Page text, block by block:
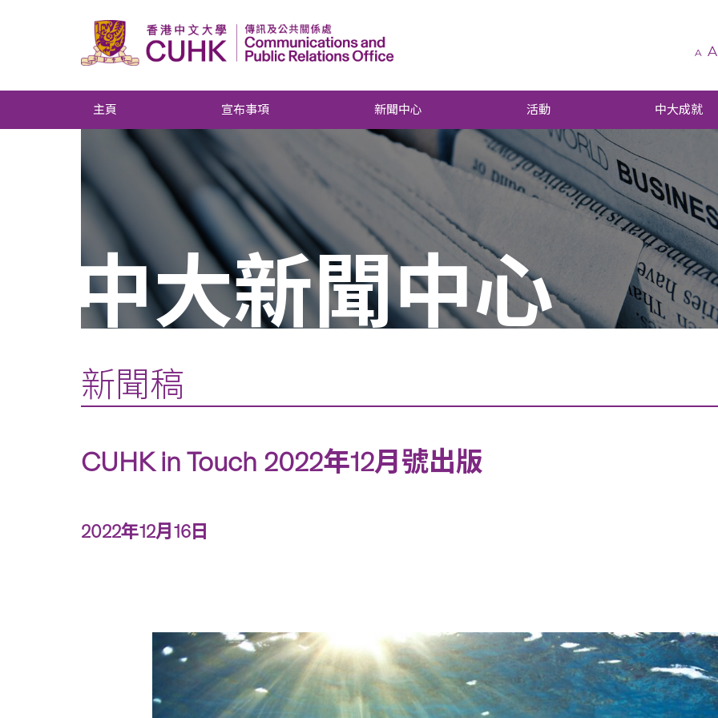
A A
主頁 宣布事項 新聞中心 活動 中大成就
中大新聞中心
新聞稿
CUHK in Touch 2022年12月號出版
2022年12月16日